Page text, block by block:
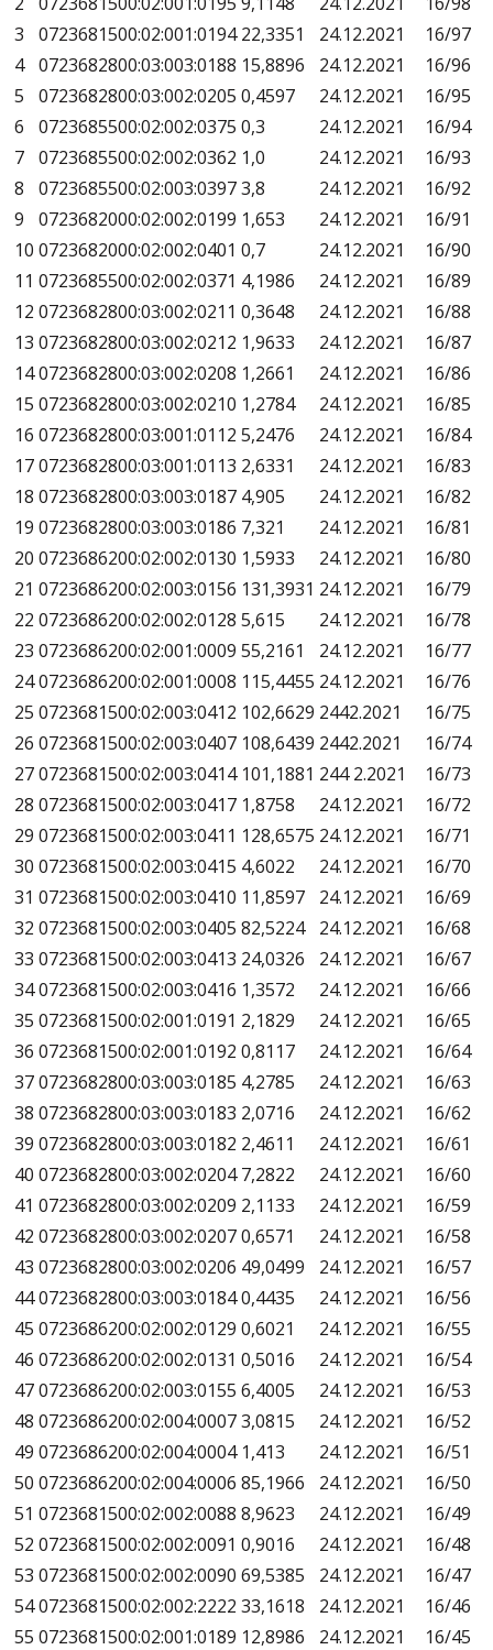
3
0723681500:02:001:0194 22,3351 24.12.2021
16/97
4 0723682800:03:003:0188 15,8896 24.12.2021
16/96
5
0723682800:03:002:0205 0,4597 24.12.2021
16/95
6
0723685500:02:002:0375 0,3 24.12.2021
16/94
7 0723685500:02:002:0362 1,0 24.12.2021
16/93
8
0723685500:02:003:03973,8 24.12.2021
16/92
9
0723682000:02:002:0199 1,653 24.12.2021
16/91
10 0723682000:02:002:0401 0,7 24.12.2021
16/90
11 0723685500:02:002:0371 4,1986 24.12.2021
16/89
12 0723682800:03:002:0211 0,3648 24.12.2021
16/88
13 0723682800:03:002:0212 1,9633 24.12.2021
16/87
140723682800:03:002:0208 1,2661 24.12.2021
16/86
15 0723682800:03:002:0210 1,2784 24.12.2021
16/85
16 0723682800:03:001:0112 5,2476 24.12.2021
16/84
170723682800:03:001:0113 2,6331 24.12.2021
16/83
18 0723682800:03:003:0187 4,905 24.12.2021
16/82
19 0723682800:03:003:0186 7,321 24.12.2021
16/81
20 0723686200:02:002:0130 1,5933 24.12.2021
16/80
21 0723686200:02:003:0156 131,3931 24.12.2021
16/79
22 0723686200:02:002:0128 5,615 24.12.2021
16/78
23 0723686200:02:001:0009 55,2161 24.12.2021
16/77
240723686200:02:001:0008 115,4455 24.12.2021
16/76
25 0723681500:02:003:0412 102,6629 2442.2021
16/75
26 0723681500:02:003:0407 108,6439 2442.2021
16/74
270723681500:02:003:0414 101,1881 244 2.2021
16/73
28 0723681500:02:003:0417 1,8758 24.12.2021
16/72
29 0723681500:02:003:0411 128,6575 24.12.2021
16/71
30 0723681500:02:003:0415 4,6022 24.12.2021
16/70
31 0723681500:02:003:0410 11,8597 24.12.2021
16/69
32 0723681500:02:003:0405 82,5224 24.12.2021
16/68
33 0723681500:02:003:0413 24,0326 24.12.2021
16/67
340723681500:02:003:0416 1,3572 24.12.2021
16/66
35 0723681500:02:001:0191 2,1829 24.12.2021
16/65
36 0723681500:02:001:0192 0,8117 24.12.2021
16/64
370723682800:03:003:0185 4,2785 24.12.2021
16/63
38 0723682800:03:003:0183 2,0716 24.12.2021
16/62
39 0723682800:03:003:0182 2,4611 24.12.2021
16/61
40 0723682800:03:002:0204 7,2822 24.12.2021
16/60
41 0723682800:03:002:0209 2,1133 24.12.2021
16/59
42 0723682800:03:002:02070,6571 24.12.2021
16/58
43 0723682800:03:002:0206 49,0499 24.12.2021
16/57
440723682800:03:003:01840,4435 24.12.2021
16/56
45 0723686200:02:002:0129 0,6021 24.12.2021
16/55
46 0723686200:02:002:0131 0,5016 24.12.2021
16/54
470723686200:02:003:0155 6,4005 24.12.2021
16/53
48 0723686200:02:004:00073,0815 24.12.2021
16/52
49 0723686200:02:004:0004 1,413 24.12.2021
16/51
50 0723686200:02:004:0006 85,1966 24.12.2021
16/50
51 0723681500:02:002:0088 8,9623 24.12.2021
16/49
52 0723681500:02:002:0091 0,9016 24.12.2021
16/48
53 0723681500:02:002:0090 69,5385 24.12.2021
16/47
540723681500:02:002:2222 33,1618 24.12.2021
16/46
55 0723681500:02:001:0189 12,8986 24.12.2021
16/45